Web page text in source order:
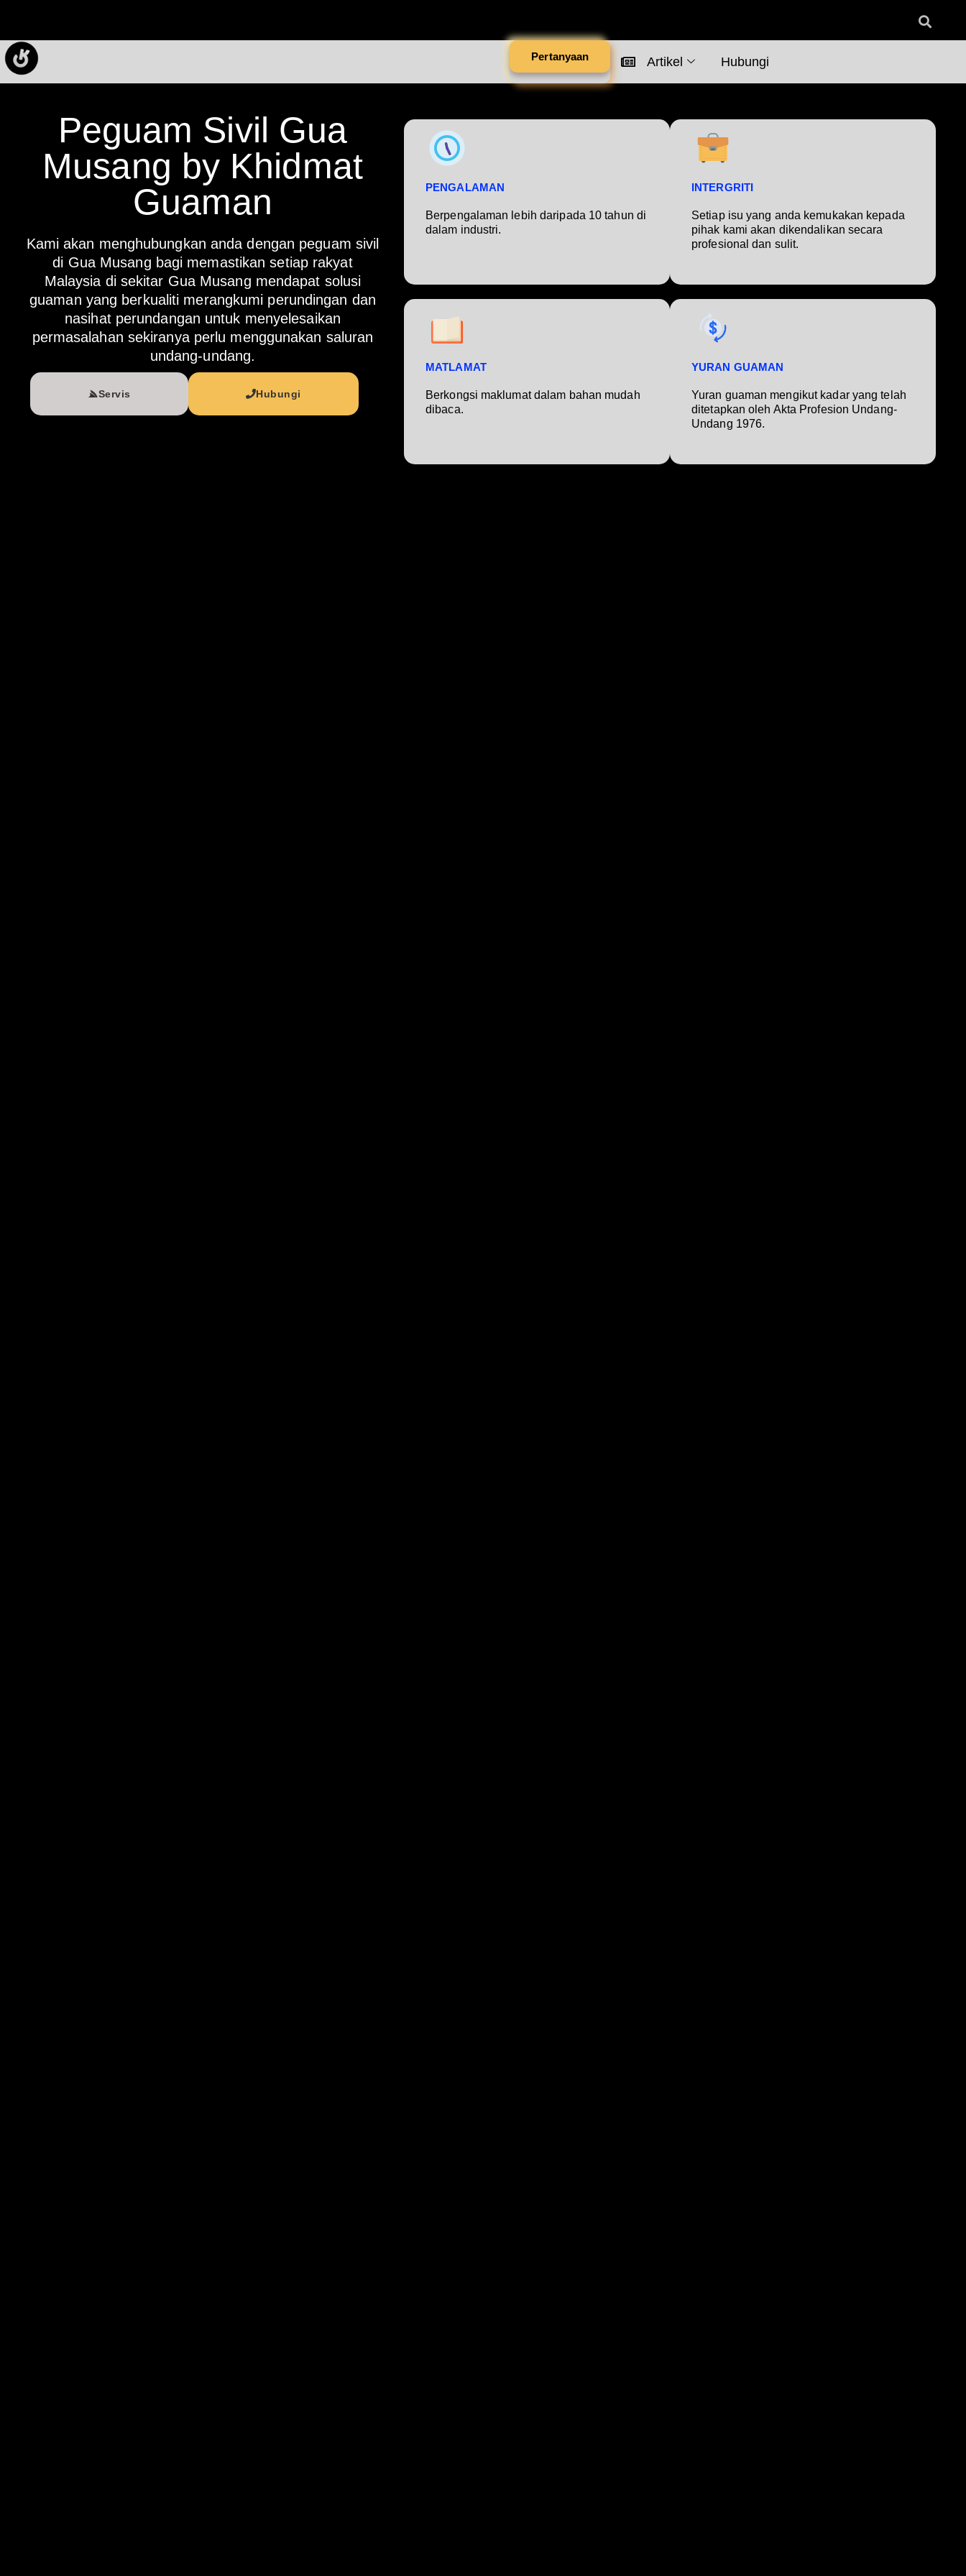
Pertanyaan Artikel Hubungi
Peguam Sivil Gua
Musang by Khidmat
Guaman
Kami akan menghubungkan anda dengan peguam sivil
di Gua Musang bagi memastikan setiap rakyat
Malaysia di sekitar Gua Musang mendapat solusi
guaman yang berkualiti merangkumi perundingan dan
nasihat perundangan untuk menyelesaikan
permasalahan sekiranya perlu menggunakan saluran
undang-undang.
Servis Hubungi
PENGALAMAN
Berpengalaman lebih daripada 10 tahun di
dalam industri.
INTERGRITI
Setiap isu yang anda kemukakan kepada
pihak kami akan dikendalikan secara
profesional dan sulit.
MATLAMAT
Berkongsi maklumat dalam bahan mudah
dibaca.
YURAN GUAMAN
Yuran guaman mengikut kadar yang telah
ditetapkan oleh Akta Profesion Undang-
Undang 1976.